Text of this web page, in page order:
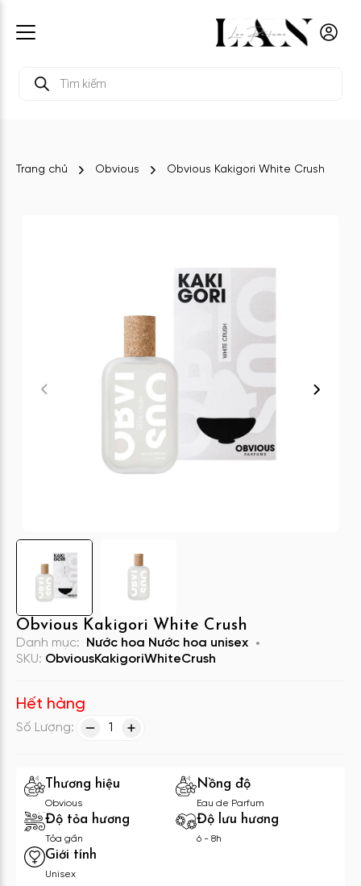
kiếm
Trang chủ Obvious Obvious Kakigori White Crush
Obvious Kakigori White Crush
Danh mục: Nước hoa Nước hoa unisex
SKU: ObviousKakigoriWhiteCrush
Hết hàng
Số Lượng: 1
Thương hiệu
Obvious
Nồng độ
Eau de Parfum
Độ tỏa hương
Tỏa gần
Độ lưu hương
6 - 8h
Giới tính
Unisex